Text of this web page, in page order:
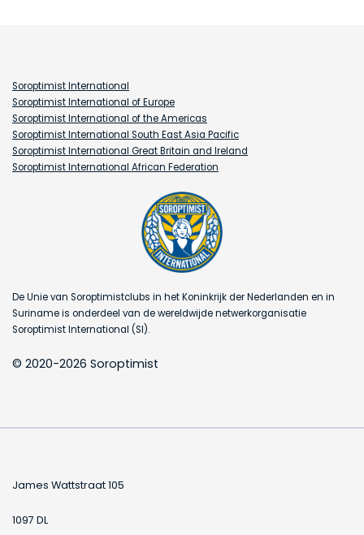
Soroptimist International
Soroptimist International of Europe
Soroptimist International of the Americas
Soroptimist International South East Asia Pacific
Soroptimist International Great Britain and Ireland
Soroptimist International African Federation
De Unie van Soroptimistclubs in het Koninkrijk der Nederlanden en in
Suriname is onderdeel van de wereldwijde netwerkorganisatie
Soroptimist International (SI).
© 2020-2026 Soroptimist
James Wattstraat 105
1097 DL